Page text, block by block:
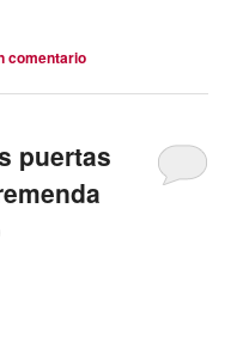
comentario
puertas